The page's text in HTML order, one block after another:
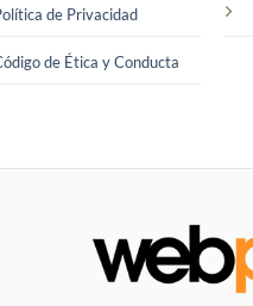
de Privacidad
de Ética y Conducta